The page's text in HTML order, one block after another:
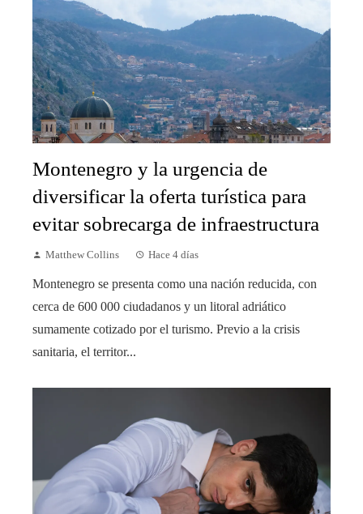
Montenegro y la urgencia de
diversificar la oferta turística para
evitar sobrecarga de infraestructura
Matthew Collins Hace 4 días
Montenegro se presenta como una nación reducida, con
cerca de 600 000 ciudadanos y un litoral adriático
sumamente cotizado por el turismo. Previo a la crisis
sanitaria, el territor...